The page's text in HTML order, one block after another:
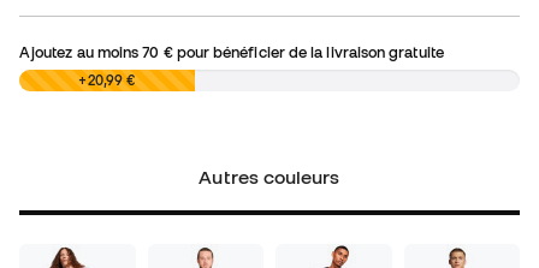
Ajoutez au moins70 €pour bénéficier de la livraison gratuite
0,00 € +20,99 €
Autres couleurs